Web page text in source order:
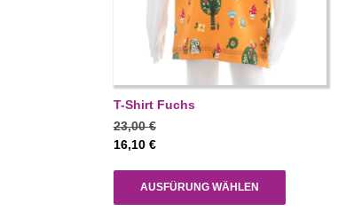
T-Shirt Fuchs
23,00€
16,10 €
AUSFÜRUNG WÄHLEN